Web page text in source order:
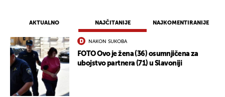
AKTUALNO NAJČITANIJE NAJKOMENTIRANIJE
NAKON SUKOBA
FOTO Ovo je žena (36) osumnjičena za
ubojstvo partnera (71) u Slavoniji